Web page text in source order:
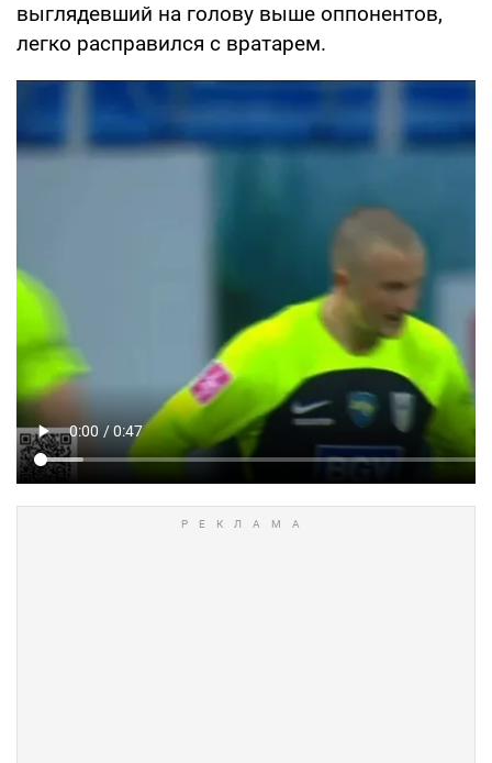
выглядевший на голову выше оппонентов,
легко расправился с вратарем.